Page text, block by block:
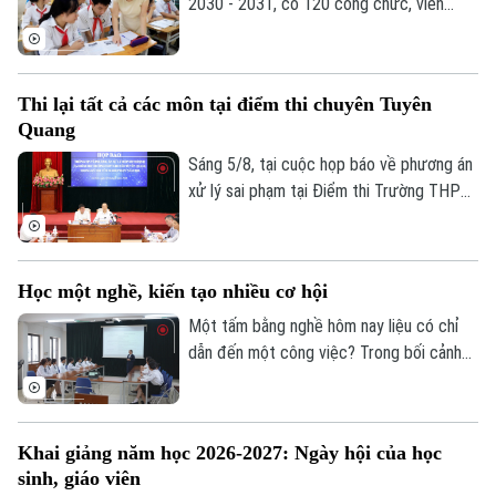
Tư vấn sức khỏe
Quần vợt
Golf
Giải trí
Sao
Điện ảnh
Thời trang
Đã phát sóng
Thi lại tất cả các môn tại điểm thi chuyên Tuyên
Quang
Sáng 5/8, tại cuộc họp báo về phương án
xử lý sai phạm tại Điểm thi Trường THPT
này. Thời gian thi lại dự kiến vào ngày 14
và 15/8.
Học một nghề, kiến tạo nhiều cơ hội
Một tấm bằng nghề hôm nay liệu có chỉ
dẫn đến một công việc? Trong bối cảnh
nghề, mà còn là người có năng lực thích
Khai giảng năm học 2026-2027: Ngày hội của học
sinh, giáo viên